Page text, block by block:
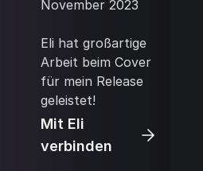
November 2023
Eli hat großartige
Arbeit beim Cover
für mein Release
geleistet!
Mit Eli
verbinden